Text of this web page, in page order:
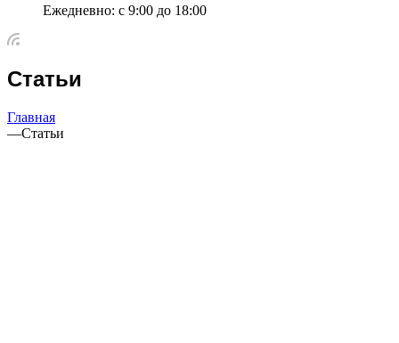
Ежедневно: с 9:00 до 18:00
Статьи
Главная
—Статьи